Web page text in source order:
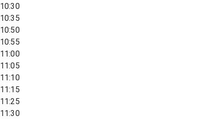
10:30
10:35
10:50
10:55
11:00
11:05
11:10
11:15
11:25
11:30